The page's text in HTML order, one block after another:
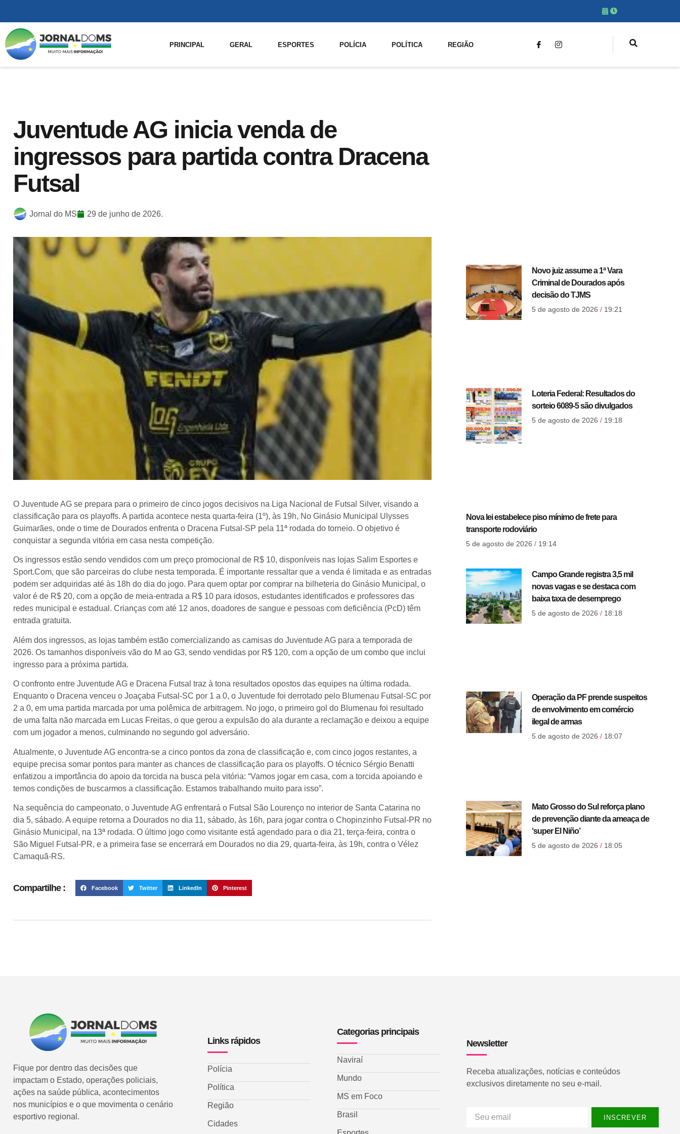
PRINCIPAL GERAL ESPORTES POLÍCIA POLÍTICA REGIÃO
Juventude AG inicia venda de
ingressos para partida contra Dracena
Futsal
Jornal do MS 29 de junho de 2026.
O Juventude AG se prepara para o primeiro de cinco jogos decisivos na Liga Nacional de Futsal Silver, visando a
classificação para os playoffs. A partida acontece nesta quarta-feira (1º), às 19h, No Ginásio Municipal Ulysses
Guimarães, onde o time de Dourados enfrenta o Dracena Futsal-SP pela 11ª rodada do torneio. O objetivo é
conquistar a segunda vitória em casa nesta competição.
Os ingressos estão sendo vendidos com um preço promocional de R$ 10, disponíveis nas lojas Salim Esportes e
Sport.Com, que são parceiras do clube nesta temporada. É importante ressaltar que a venda é limitada e as entradas
podem ser adquiridas até às 18h do dia do jogo. Para quem optar por comprar na bilheteria do Ginásio Municipal, o
valor é de R$ 20, com a opção de meia-entrada a R$ 10 para idosos, estudantes identificados e professores das
redes municipal e estadual. Crianças com até 12 anos, doadores de sangue e pessoas com deficiência (PcD) têm
entrada gratuita.
Além dos ingressos, as lojas também estão comercializando as camisas do Juventude AG para a temporada de
2026. Os tamanhos disponíveis vão do M ao G3, sendo vendidas por R$ 120, com a opção de um combo que inclui
ingresso para a próxima partida.
O confronto entre Juventude AG e Dracena Futsal traz à tona resultados opostos das equipes na última rodada.
Enquanto o Dracena venceu o Joaçaba Futsal-SC por 1 a 0, o Juventude foi derrotado pelo Blumenau Futsal-SC por
2 a 0, em uma partida marcada por uma polêmica de arbitragem. No jogo, o primeiro gol do Blumenau foi resultado
de uma falta não marcada em Lucas Freitas, o que gerou a expulsão do ala durante a reclamação e deixou a equipe
com um jogador a menos, culminando no segundo gol adversário.
Atualmente, o Juventude AG encontra-se a cinco pontos da zona de classificação e, com cinco jogos restantes, a
equipe precisa somar pontos para manter as chances de classificação para os playoffs. O técnico Sérgio Benatti
enfatizou a importância do apoio da torcida na busca pela vitória: “Vamos jogar em casa, com a torcida apoiando e
temos condições de buscarmos a classificação. Estamos trabalhando muito para isso”.
Na sequência do campeonato, o Juventude AG enfrentará o Futsal São Lourenço no interior de Santa Catarina no
dia 5, sábado. A equipe retorna a Dourados no dia 11, sábado, às 16h, para jogar contra o Chopinzinho Futsal-PR no
Ginásio Municipal, na 13ª rodada. O último jogo como visitante está agendado para o dia 21, terça-feira, contra o
São Miguel Futsal-PR, e a primeira fase se encerrará em Dourados no dia 29, quarta-feira, às 19h, contra o Vélez
Camaquã-RS.
Compartilhe : Facebook Twitter LinkedIn Pinterest
Novo juiz assume a 1ª Vara
Criminal de Dourados após
decisão do TJMS
5 de agosto de 2026 19:21
Loteria Federal: Resultados do
sorteio 6089-5 são divulgados
5 de agosto de 2026 19:18
Nova lei estabelece piso mínimo de frete para
transporte rodoviário
5 de agosto de 2026 19:14
Campo Grande registra 3,5 mil
novas vagas e se destaca com
baixa taxa de desemprego
5 de agosto de 2026 18:18
Operação da PF prende suspeitos
de envolvimento em comércio
ilegal de armas
5 de agosto de 2026 18:07
Mato Grosso do Sul reforça plano
de prevenção diante da ameaça de
‘super El Niño’
5 de agosto de 2026 18:05
Fique por dentro das decisões que
impactam o Estado, operações policiais,
ações na saúde pública, acontecimentos
nos municípios e o que movimenta o cenário
esportivo regional.
Links rápidos
Polícia
Política
Região
Cidades
Categorias principais
Naviraí
Mundo
MS em Foco
Brasil
Newsletter
Receba atualizações, notícias e conteúdos
exclusivos diretamente no seu e-mail.
INSCREVER